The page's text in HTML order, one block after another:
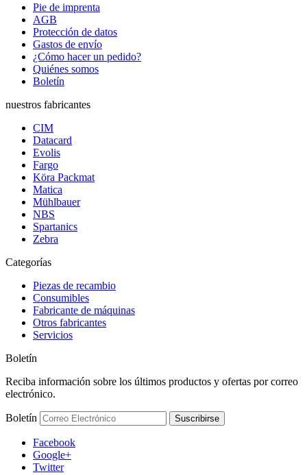
Pie de imprenta
AGB
Protección de datos
Gastos de envío
¿Cómo hacer un pedido?
Quiénes somos
Boletín
nuestros fabricantes
CIM
Datacard
Evolis
Fargo
Köra Packmat
Matica
Mühlbauer
NBS
Spartanics
Zebra
Categorías
Piezas de recambio
Consumibles
Fabricante de máquinas
Otros fabricantes
Servicios
Boletín
Reciba información sobre los últimos productos y ofertas por correo
electrónico.
Boletín Suscribirse
Facebook
Google+
Twitter